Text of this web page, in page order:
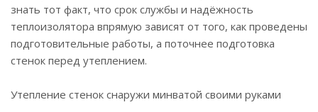
знать тот факт, что срок службы и надёжность
теплоизолятора впрямую зависят от того, как проведены
подготовительные работы, а поточнее подготовка
стенок перед утеплением.
Утепление стенок снаружи минватой своими руками